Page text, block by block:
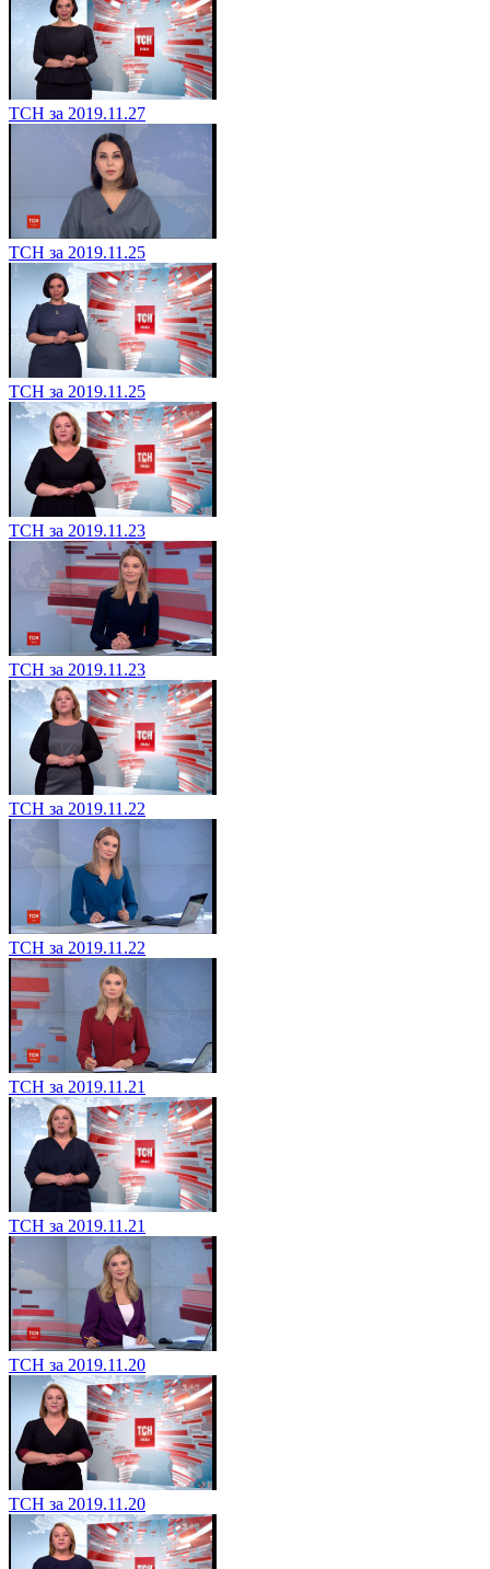
ТСН за 2019.11.27
ТСН за 2019.11.25
ТСН за 2019.11.25
ТСН за 2019.11.23
ТСН за 2019.11.23
ТСН за 2019.11.22
ТСН за 2019.11.22
ТСН за 2019.11.21
ТСН за 2019.11.21
ТСН за 2019.11.20
ТСН за 2019.11.20